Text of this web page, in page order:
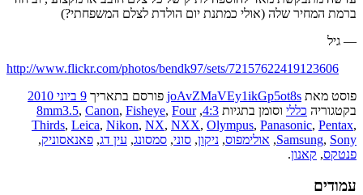
ברמת המחיר שלה (אולי כמתנת יום הולדת לצלם המשפחתי?)
— גיל
http://www.flickr.com/photos/bendk97/sets/72157622419123606
פוסט מאת joAvZMaVEy1ikGp5ot8s פורסם בתאריך 9 ביוני 2010
בקטגוריה כללי וסומן בתגיות 4:3
,
8mm3.5, Canon, Fisheye, Four
Thirds, Leica, Nikon, NX, NXX, Olympus, Panasonic, Pentax,
Samsung, Sony
, אולימפוס, ניקון, סוני, סמסונג, עין דג, פאנאסוניק,
פנטקס, קאנון.
עמודים